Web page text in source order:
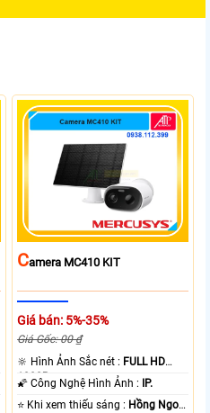
CAmera MC410 KIT
Giá bán: 5%-35%
Giá Gốc: 00 ₫
🔆 Hình Ảnh Sắc nét : FULL HD
1080P .
🌠 Công Nghệ Hình Ảnh :
IP.
⭐ Khi xem thiếu sáng : Hồng Ngoại